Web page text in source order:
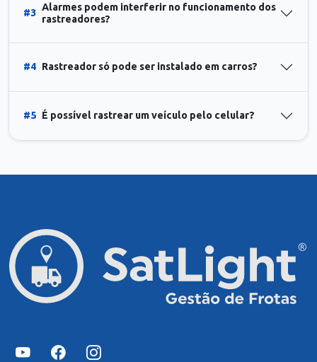
#3
Alarmes podem interferir no funcionamento dos
rastreadores?
#4 Rastreador só pode ser instalado em carros?
#5 É possível rastrear um veículo pelo celular?